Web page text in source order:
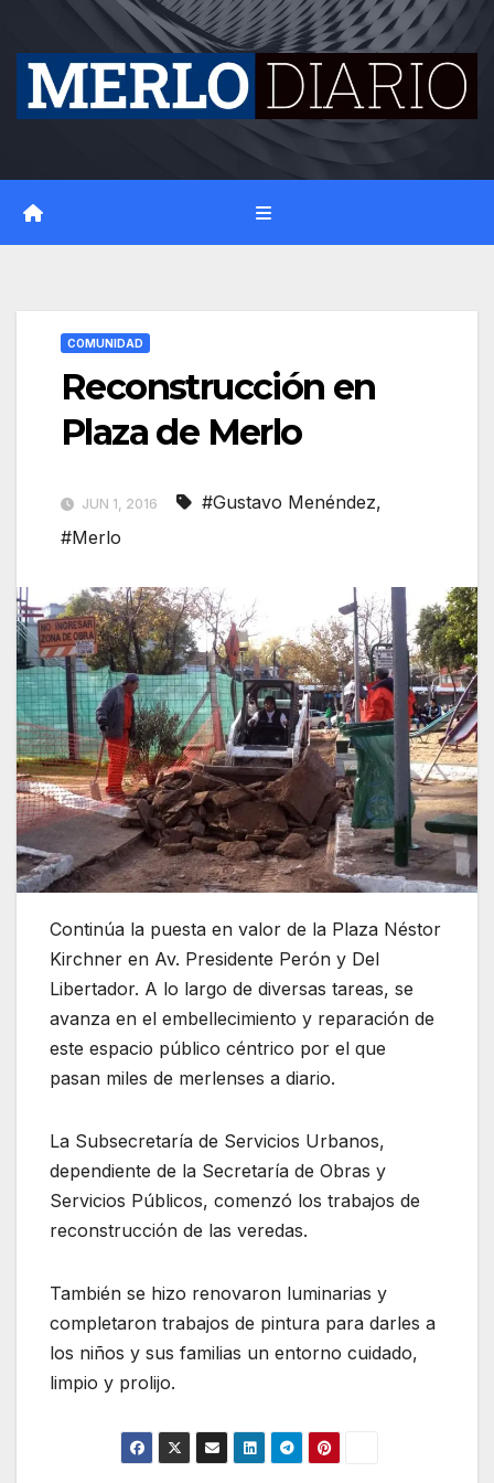
content
COMUNIDAD
Reconstrucción en
Plaza de Merlo
JUN 1, 2016 #Gustavo Menéndez,
#Merlo
Continúa la puesta en valor de la Plaza Néstor
Kirchner en Av. Presidente Perón y Del
Libertador. A lo largo de diversas tareas, se
avanza en el embellecimiento y reparación de
este espacio público céntrico por el que
pasan miles de merlenses a diario.
La Subsecretaría de Servicios Urbanos,
dependiente de la Secretaría de Obras y
Servicios Públicos, comenzó los trabajos de
reconstrucción de las veredas.
También se hizo renovaron luminarias y
completaron trabajos de pintura para darles a
los niños y sus familias un entorno cuidado,
limpio y prolijo.